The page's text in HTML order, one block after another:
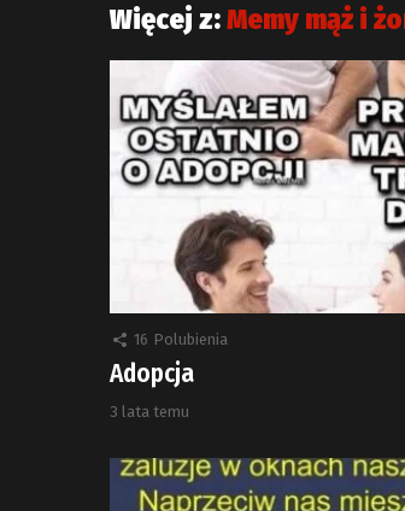
Więcej z:Memy mąż i
16 Polubienia
Adopcja
3 lata temu